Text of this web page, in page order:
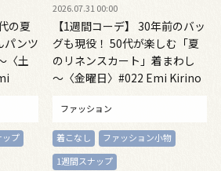
の夏
パンツ
〈土
ップ
2026.07.31 00:00
【1週間コーデ】 30年前のバッ
グも現役！ 50代が楽しむ「夏
のリネンスカート」着まわし
～〈金曜日〉#022 Emi Kirino
ファッション
着こなし
ファッション小物
1週間スナップ